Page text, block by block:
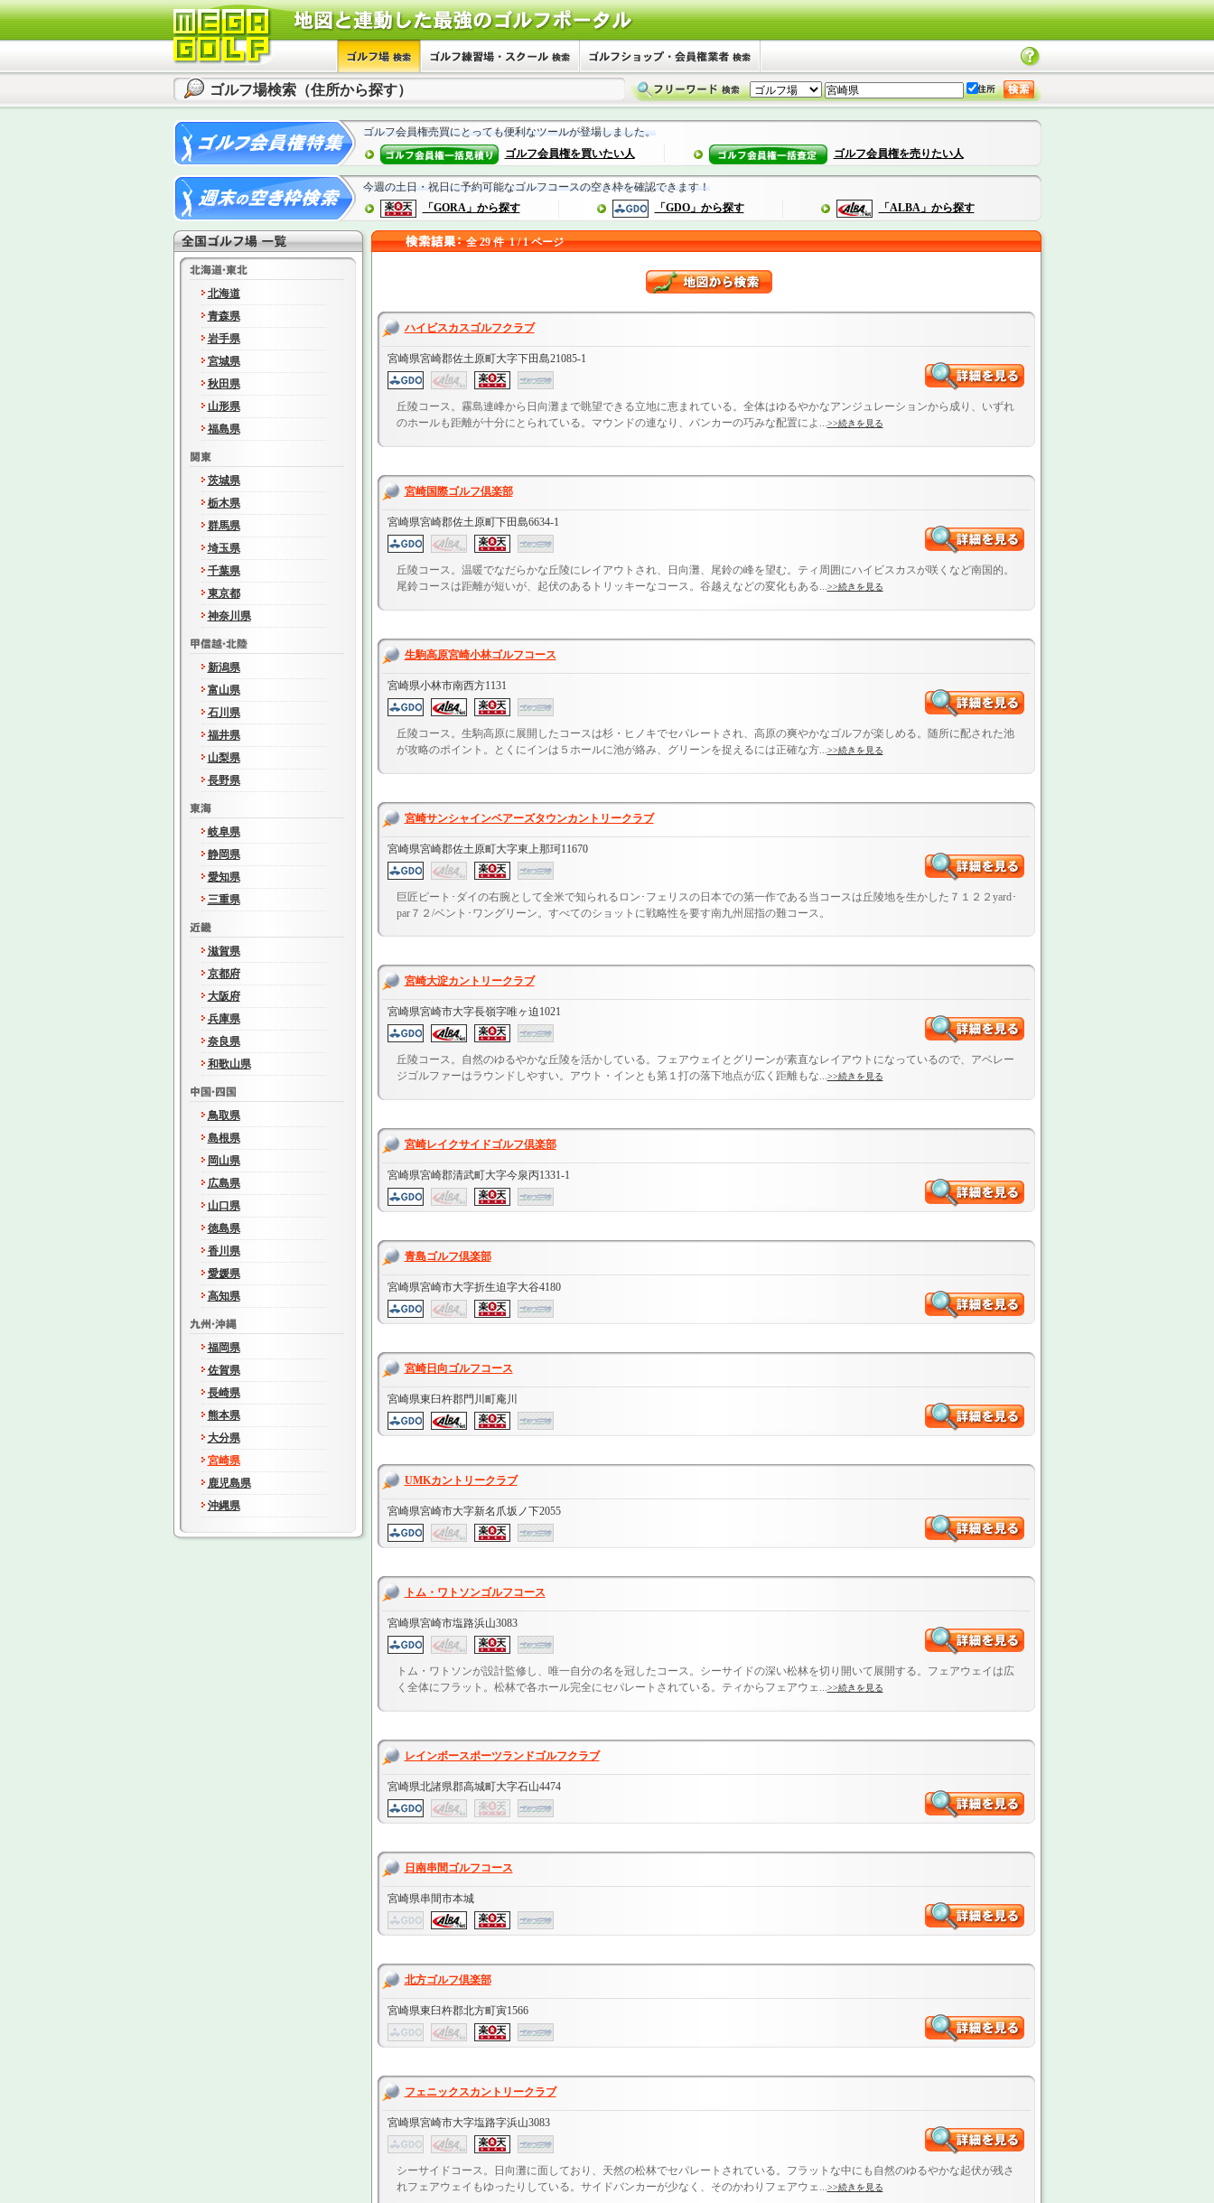
ゴルフ場検索（住所から探す）
ゴルフ会員権売買にとっても便利なツールが登場しました。
ゴルフ会員権を買いたい人
ゴルフ会員権を売りたい人
今週の土日・祝日に予約可能なゴルフコースの空き枠を確認できます！
「GORA」から探す
「GDO」から探す 「ALBA」から探す
北海道
青森県
岩手県
宮城県
秋田県
山形県
福島県
茨城県
栃木県
群馬県
埼玉県
千葉県
東京都
神奈川県
新潟県
富山県
石川県
福井県
山梨県
長野県
岐阜県
静岡県
愛知県
三重県
滋賀県
京都府
大阪府
兵庫県
奈良県
和歌山県
鳥取県
島根県
岡山県
広島県
山口県
徳島県
香川県
愛媛県
高知県
福岡県
佐賀県
長崎県
熊本県
大分県
宮崎県
鹿児島県
沖縄県
全 29 件 1 / 1 ページ
ハイビスカスゴルフクラブ
宮崎県宮崎郡佐土原町大字下田島21085-1
丘陵コース。霧島連峰から日向灘まで眺望できる立地に恵まれている。全体はゆるやかなアンジュレーションから成り、いずれ
のホールも距離が十分にとられている。マウンドの連なり、バンカーの巧みな配置によ...>>続きを見る
宮崎国際ゴルフ倶楽部
宮崎県宮崎郡佐土原町下田島6634-1
丘陵コース。温暖でなだらかな丘陵にレイアウトされ、日向灘、尾鈴の峰を望む。ティ周囲にハイビスカスが咲くなど南国的。
尾鈴コースは距離が短いが、起伏のあるトリッキーなコース。谷越えなどの変化もある...>>続きを見る
生駒高原宮崎小林ゴルフコース
宮崎県小林市南西方1131
丘陵コース。生駒高原に展開したコースは杉・ヒノキでセパレートされ、高原の爽やかなゴルフが楽しめる。随所に配された池
が攻略のポイント。とくにインは５ホールに池が絡み、グリーンを捉えるには正確な方...>>続きを見る
宮崎サンシャインベアーズタウンカントリークラブ
宮崎県宮崎郡佐土原町大字東上那珂11670
巨匠ピート･ダイの右腕として全米で知られるロン･フェリスの日本での第一作である当コースは丘陵地を生かした７１２２yard･
par７２/ベント･ワングリーン。すべてのショットに戦略性を要す南九州屈指の難コース。
宮崎大淀カントリークラブ
宮崎県宮崎市大字長嶺字唯ヶ迫1021
丘陵コース。自然のゆるやかな丘陵を活かしている。フェアウェイとグリーンが素直なレイアウトになっているので、アベレー
ジゴルファーはラウンドしやすい。アウト・インとも第１打の落下地点が広く距離もな...>>続きを見る
宮崎レイクサイドゴルフ倶楽部
宮崎県宮崎郡清武町大字今泉丙1331-1
青島ゴルフ倶楽部
宮崎県宮崎市大字折生迫字大谷4180
宮崎日向ゴルフコース
宮崎県東臼杵郡門川町庵川
UMKカントリークラブ
宮崎県宮崎市大字新名爪坂ノ下2055
トム・ワトソンゴルフコース
宮崎県宮崎市塩路浜山3083
トム・ワトソンが設計監修し、唯一自分の名を冠したコース。シーサイドの深い松林を切り開いて展開する。フェアウェイは広
く全体にフラット。松林で各ホール完全にセパレートされている。ティからフェアウェ...>>続きを見る
レインボースポーツランドゴルフクラブ
宮崎県北諸県郡高城町大字石山4474
日南串間ゴルフコース
宮崎県串間市本城
北方ゴルフ倶楽部
宮崎県東臼杵郡北方町寅1566
フェニックスカントリークラブ
宮崎県宮崎市大字塩路字浜山3083
シーサイドコース。日向灘に面しており、天然の松林でセパレートされている。フラットな中にも自然のゆるやかな起伏が残さ
れフェアウェイもゆったりしている。サイドバンカーが少なく、そのかわりフェアウェ...>>続きを見る